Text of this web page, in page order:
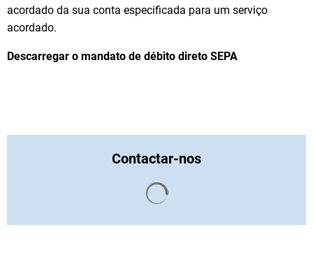
acordado da sua conta especificada para um serviço
acordado.
Descarregar o mandato de débito direto SEPA
Contactar-nos